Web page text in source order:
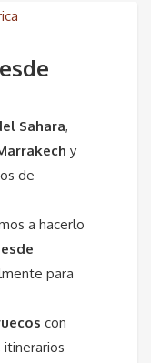
Sahara,
y
de
a hacerlo
para
con
itinerarios